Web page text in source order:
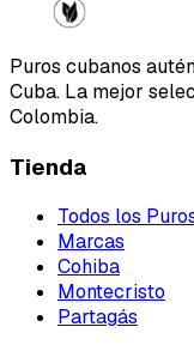
Puros cubanos
Cuba. La mejor
Colombia.
Tienda
Todos los
Marcas
Cohiba
Montecristo
Partagás